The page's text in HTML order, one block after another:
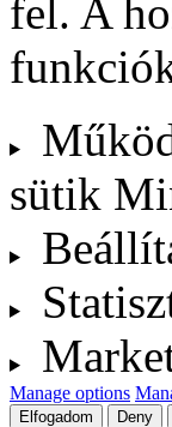
fel. A
sütik
Manage options
Elfogadom Deny